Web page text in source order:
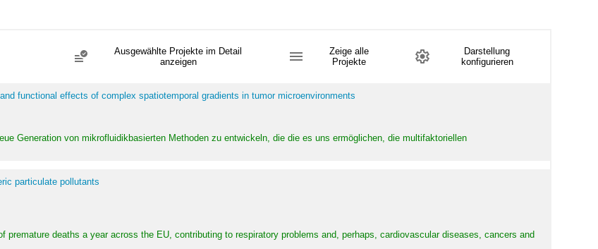
Ausgewählte Projekte im Detail
anzeigen
Zeige alle
Projekte
Darstellung
konfigurieren
functional effects of complex spatiotemporal gradients in tumor microenvironments
Generation von mikrofluidikbasierten Methoden zu entwickeln, die die es uns ermöglichen, die multifaktoriellen
particulate pollutants
premature deaths a year across the EU, contributing to respiratory problems and, perhaps, cardiovascular diseases, cancers and